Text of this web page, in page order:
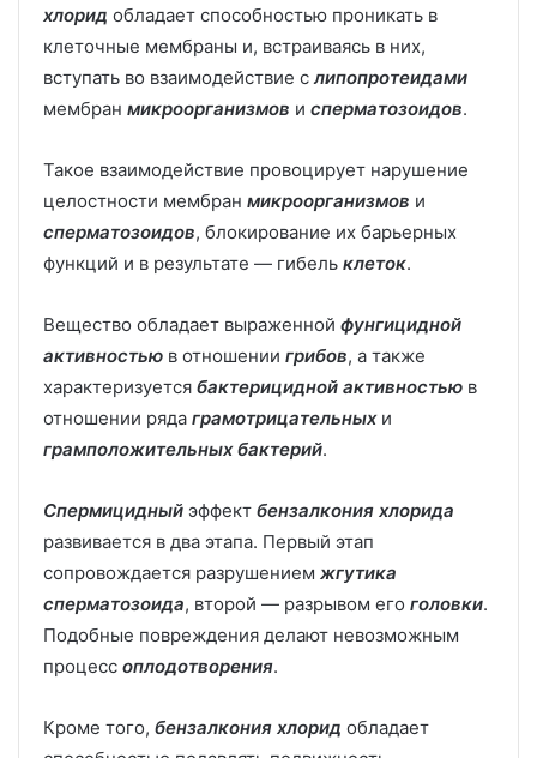
хлорид обладает способностью проникать в
клеточные мембраны и, встраиваясь в них,
вступать во взаимодействие слипопротеидами
мембран микроорганизмов и сперматозоидов.
Такое взаимодействие провоцирует нарушение
целостности мембран микроорганизмов и
сперматозоидов, блокирование их барьерных
функций и в результате — гибель клеток.
Вещество обладает выраженной фунгицидной
активностью в отношении грибов, а также
характеризуется бактерицидной активностью в
отношении ряда грамотрицательныхи
грамположительных бактерий.
Спермицидный эффект бензалкония хлорида
развивается в два этапа. Первый этап
сопровождается разрушением жгутика
сперматозоида, второй — разрывом его головки.
Подобные повреждения делают невозможным
процесс оплодотворения.
Кроме того, бензалкония хлорид обладает